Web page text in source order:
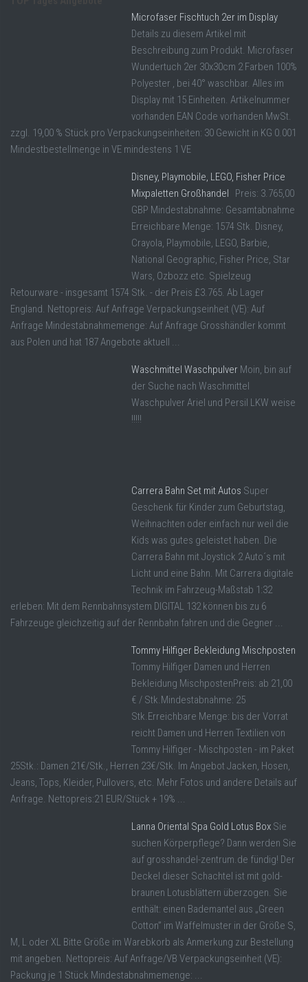
Microfaser Fischtuch 2er im Display
Details zu diesem Artikel mit
Beschreibung zum Produkt. Microfaser
Wundertuch 2er 30x30cm 2 Farben 100%
Polyester , bei 40° waschbar. Alles im
Display mit 15 Einheiten. Artikelnummer
vorhanden EAN Code vorhanden MwSt.
zzgl. 19,00 % Stück pro Verpackungseinheiten: 30 Gewicht in KG 0.001
Mindestbestellmenge in VE mindestens 1 VE
Disney, Playmobile, LEGO, Fisher Price
Mixpaletten Großhandel
Preis: 3.765,00
GBP Mindestabnahme: Gesamtabnahme
Erreichbare Menge: 1574 Stk. Disney,
Crayola, Playmobile, LEGO, Barbie,
National Geographic, Fisher Price, Star
Wars, Ozbozz etc. Spielzeug
Retourware - insgesamt 1574 Stk. - der Preis £3.765. Ab Lager
England. Nettopreis: Auf Anfrage Verpackungseinheit (VE): Auf
Anfrage Mindestabnahmemenge: Auf Anfrage Grosshändler kommt
aus Polen und hat 187 Angebote aktuell ...
Waschmittel Waschpulver Moin, bin auf
der Suche nach Waschmittel
Waschpulver Ariel und Persil LKW weise
!!!!!
Carrera Bahn Set mit Autos Super
Geschenk für Kinder zum Geburtstag,
Weihnachten oder einfach nur weil die
Kids was gutes geleistet haben. Die
Carrera Bahn mit Joystick 2 Auto´s mit
Licht und eine Bahn. Mit Carrera digitale
Technik im Fahrzeug-Maßstab 1:32
erleben: Mit dem Rennbahnsystem DIGITAL 132 können bis zu 6
Fahrzeuge gleichzeitig auf der Rennbahn fahren und die Gegner ...
Tommy Hilfiger Bekleidung Mischposten
Tommy Hilfiger Damen und Herren
Bekleidung MischpostenPreis: ab 21,00
€ / Stk.Mindestabnahme: 25
Stk.Erreichbare Menge: bis der Vorrat
reicht Damen und Herren Textilien von
Tommy Hilfiger - Mischposten - im Paket
25Stk.: Damen 21€/Stk., Herren 23€/Stk. Im Angebot Jacken, Hosen,
Jeans, Tops, Kleider, Pullovers, etc. Mehr Fotos und andere Details auf
Anfrage. Nettopreis:21 EUR/Stück + 19% ...
Lanna Oriental Spa Gold Lotus Box Sie
suchen Körperpflege? Dann werden Sie
auf grosshandel-zentrum.de fündig! Der
Deckel dieser Schachtel ist mit gold-
braunen Lotusblättern überzogen. Sie
enthält: einen Bademantel aus „Green
Cotton” im Waffelmuster in der Größe S,
M, L oder XL Bitte Größe im Warebkorb als Anmerkung zur Bestellung
mit angeben. Nettopreis: Auf Anfrage/VB Verpackungseinheit (VE):
Packung je 1 Stück Mindestabnahmemenge: ...